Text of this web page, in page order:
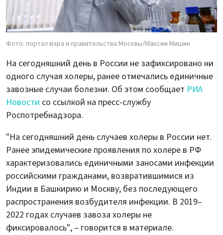
Фото: портал мэра и правительства Москвы/Максим Мишин
На сегодняшний день в России не зафиксировано ни
одного случая холеры, ранее отмечались единичные
завозные случаи болезни. Об этом сообщает РИА
Новости со ссылкой на пресс-службу
Роспотребнадзора.
"На сегодняшний день случаев холеры в России нет.
Ранее эпидемические проявления по холере в РФ
характеризовались единичными заносами инфекции
российскими гражданами, возвратившимися из
Индии в Башкирию и Москву, без последующего
распространения возбудителя инфекции. В 2019–
2022 годах случаев завоза холеры не
фиксировалось", – говорится в материале.